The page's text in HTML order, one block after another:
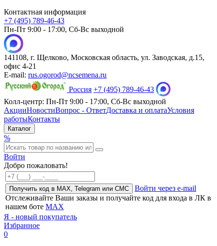
Контактная информация
+7 (495) 789-46-43
Пн-Пт 9:00 - 17:00, Сб-Вс выходной
141108, г. Щелково, Московская область, ул. Заводская, д.15,
офис 4-21
E-mail: rus.ogorod@ncsemena.ru
Россия +7 (495) 789-46-43
Колл-центр: Пн-Пт 9:00 - 17:00, Сб-Вс выходной
АкцииНовостиВопрос - ОтветДоставка и оплатаУсловия
работыКонтакты
Каталог
%
Войти
Добро пожаловать!
Получить код в MAX, Telegram или СМС
Войти через e-mail
Отслеживайте Ваши заказы и получайте код для входа в ЛК в
нашем боте MAX
Я - новый покупатель
Избранное
0